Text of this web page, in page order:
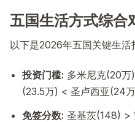
五国生活方式综合
以下是2026年五国关键生活
投资门槛: 多米尼克(20
(23.5万) < 圣卢西亚(24
免签分数: 圣基茨(148) >